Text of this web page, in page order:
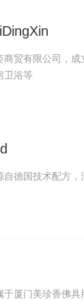
商贸有限公司，成
卫浴等
自德国技术配方
于厦门美珍香佛